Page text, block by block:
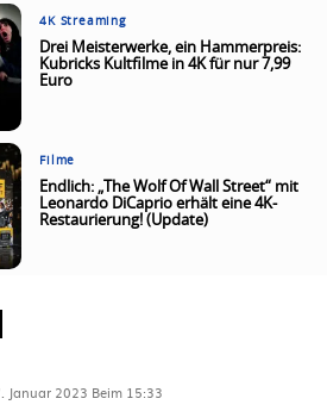
4K Streaming
Drei Meisterwerke, ein Hammerpreis:
Kubricks Kultfilme in 4K für nur 7,99
Euro
Filme
Endlich: „The Wolf Of Wall Street“ mit
Leonardo DiCaprio erhält eine 4K-
Restaurierung! (Update)
Januar 2023 Beim 15:33